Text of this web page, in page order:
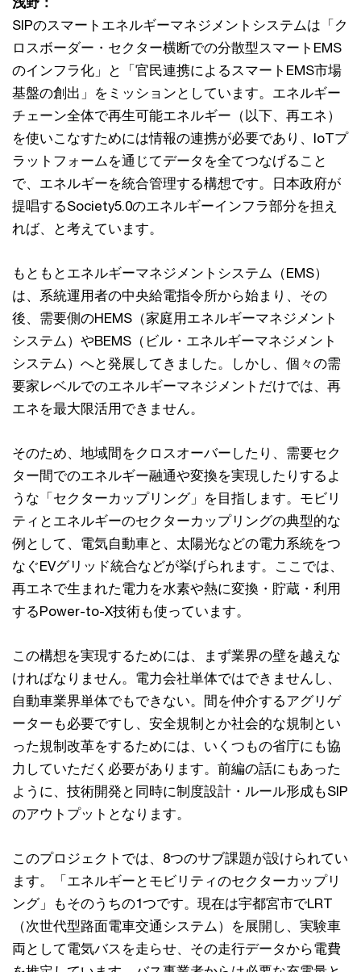
SIPのスマートエネルギーマネジメントシステムは「ク
ロスボーダー・セクター横断での分散型スマートEMS
のインフラ化」と「官民連携によるスマートEMS市場
基盤の創出」をミッションとしています。エネルギー
チェーン全体で再生可能エネルギー（以下、再エネ）
を使いこなすためには情報の連携が必要であり、IoTプ
ラットフォームを通じてデータを全てつなげること
で、エネルギーを統合管理する構想です。日本政府が
提唱するSociety5.0のエネルギーインフラ部分を担え
れば、と考えています。
もともとエネルギーマネジメントシステム（EMS）
は、系統運用者の中央給電指令所から始まり、その
後、需要側のHEMS（家庭用エネルギーマネジメント
システム）やBEMS（ビル・エネルギーマネジメント
システム）へと発展してきました。しかし、個々の需
要家レベルでのエネルギーマネジメントだけでは、再
エネを最大限活用できません。
そのため、地域間をクロスオーバーしたり、需要セク
ター間でのエネルギー融通や変換を実現したりするよ
うな「セクターカップリング」を目指します。モビリ
ティとエネルギーのセクターカップリングの典型的な
例として、電気自動車と、太陽光などの電力系統をつ
なぐEVグリッド統合などが挙げられます。ここでは、
再エネで生まれた電力を水素や熱に変換・貯蔵・利用
するPower-to-X技術も使っています。
この構想を実現するためには、まず業界の壁を越えな
ければなりません。電力会社単体ではできませんし、
自動車業界単体でもできない。間を仲介するアグリゲ
ーターも必要ですし、安全規制とか社会的な規制とい
った規制改革をするためには、いくつもの省庁にも協
力していただく必要があります。前編の話にもあった
ように、技術開発と同時に制度設計・ルール形成もSIP
のアウトプットとなります。
このプロジェクトでは、8つのサブ課題が設けられてい
ます。「エネルギーとモビリティのセクターカップリ
ング」もそのうちの1つです。現在は宇都宮市でLRT
（次世代型路面電車交通システム）を展開し、実験車
両として電気バスを走らせ、その走行データから電費